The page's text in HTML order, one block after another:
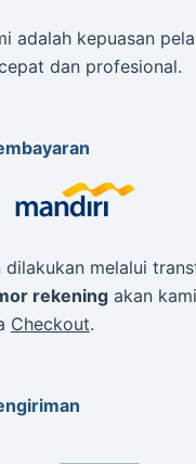
adalah kepuasan
dan profesional.
dilakukan melalui
rekeningakan
Checkout.